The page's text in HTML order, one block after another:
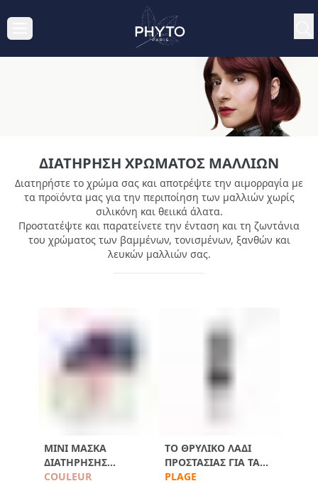
ΔΙΑΤΉΡΗΣΗ ΧΡΏΜΑΤΟΣ ΜΑΛΛΙΏΝ
Διατηρήστε το χρώμα σας και αποτρέψτε την αιμορραγία με
τα προϊόντα μας για την περιποίηση των μαλλιών χωρίς
σιλικόνη και θειικά άλατα.
Προστατέψτε και παρατείνετε την ένταση και τη ζωντάνια
του χρώματος των βαμμένων, τονισμένων, ξανθών και
λευκών μαλλιών σας.
ΜΊΝΙ ΜΆΣΚΑ
ΔΙΑΤΉΡΗΣΗΣ
ΧΡΏΜΑΤΟΣ
COULEUR
ΤΟ ΘΡΥΛΙΚΌ ΛΆΔΙ
ΠΡΟΣΤΑΣΊΑΣ ΓΙΑ ΤΑ
ΜΑΛΛΙΆ
PLAGE